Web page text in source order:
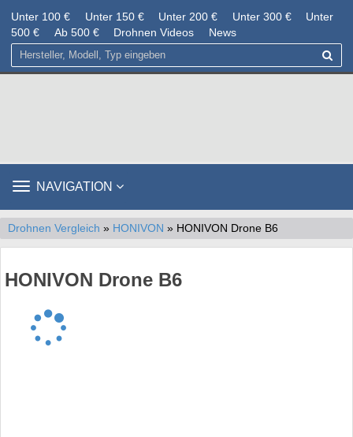
Unter 100 € Unter 150 € Unter 200 € Unter 300 €
Unter
500 €
Ab 500 € Drohnen Videos News
TOGGLE
NAVIGATION
Drohnen Vergleich » HONIVON » HONIVON Drone B6
HONIVON Drone B6